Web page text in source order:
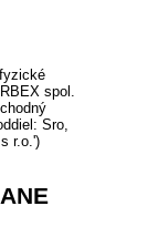
spol.
Sro,
r.o.')